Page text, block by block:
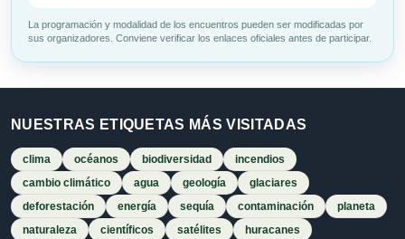
La programación y modalidad de los encuentros pueden ser modificadas por
sus organizadores. Conviene verificar los enlaces oficiales antes de participar.
NUESTRAS ETIQUETAS MÁS VISITADAS
clima océanos biodiversidad
incendios
cambio climático
agua geología
glaciares
deforestación
energía sequía contaminación
planeta
naturaleza
científicos satélites
huracanes